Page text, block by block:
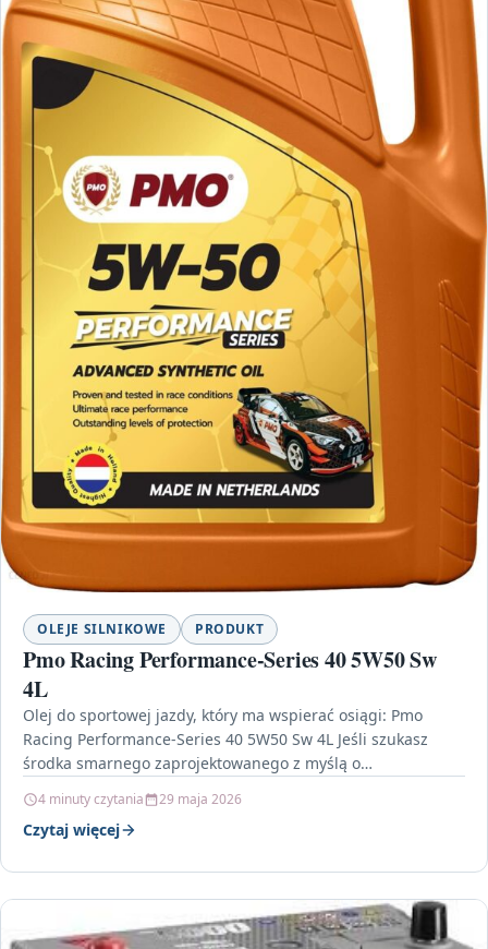
OLEJE SILNIKOWE PRODUKT
Pmo Racing Performance-Series 40 5W50 Sw
4L
Olej do sportowej jazdy, który ma wspierać osiągi: Pmo
Racing Performance-Series 40 5W50 Sw 4L Jeśli szukasz
środka smarnego zaprojektowanego z myślą o
4 minuty czytania 29 maja 2026
Czytaj więcej